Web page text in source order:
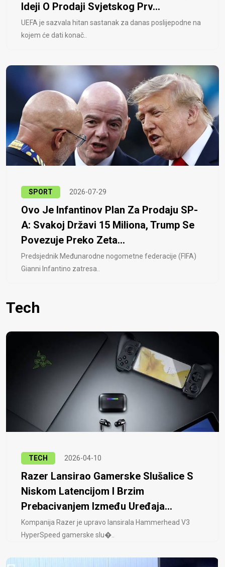
Ideji O Prodaji Svjetskog Prv...
UEFA je sazvala hitan sastanak za danas poslijepodne na
kojem će dati konač..
SPORT 2026-07-29
Ovo Je Infantinov Plan Za Prodaju SP-
A: Svakoj Državi 15 Miliona, Trump Se
Povezuje Preko Zeta...
Predsjednik Međunarodne nogometne federacije (FIFA)
Gianni Infantino zatresa..
Tech
TECH 2026-04-10
Razer Lansirao Gamerske Slušalice S
Niskom Latencijom I Brzim
Prebacivanjem Između Uređaja...
Kompanija Razer je upravo lansirala Hammerhead V3
HyperSpeed ​​gamerske slu�..